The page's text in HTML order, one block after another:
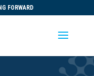
FORWARD